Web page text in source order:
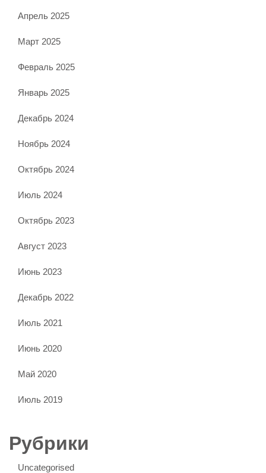
Апрель 2025
Март 2025
Февраль 2025
Январь 2025
Декабрь 2024
Ноябрь 2024
Октябрь 2024
Июль 2024
Октябрь 2023
Август 2023
Июнь 2023
Декабрь 2022
Июль 2021
Июнь 2020
Май 2020
Июль 2019
Рубрики
Uncategorised